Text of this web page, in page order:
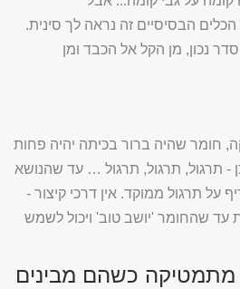
הבסיסיים זה נראה לך סינית.
נכון, מן הקל אל הכבד ומן
חומר שהיה ברור בכיתה יהיה פחות
- תרגול, תרגול, תרגול … עד שהנושא
על תרגול ממוקד. אין דרכי קיצור -
עד שהחומר 'יושב טוב' ויכול לשמש
מתמטיקה כשהם מבינים